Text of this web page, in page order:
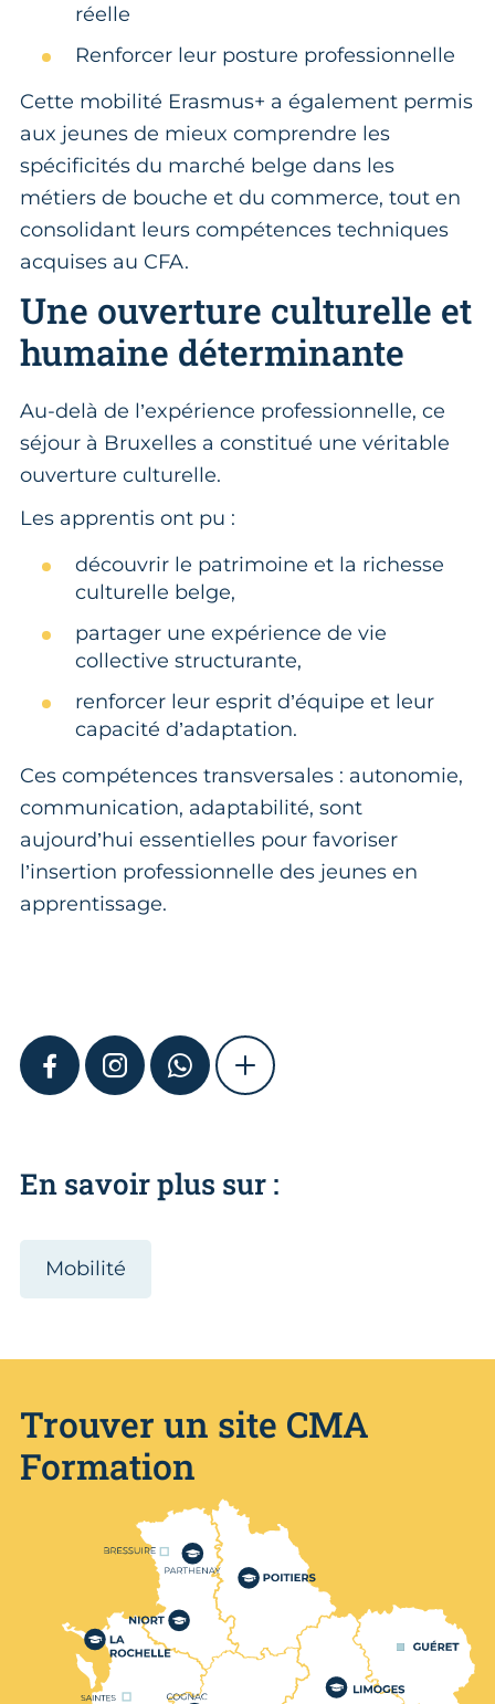
réelle
Renforcer leur posture professionnelle
Cette mobilité Erasmus+ a également permis
aux jeunes de mieux comprendre les
spécificités du marché belge dans les
métiers de bouche et du commerce, tout en
consolidant leurs compétences techniques
acquises au CFA.
Une ouverture culturelle et
humaine déterminante
Au-delà de l’expérience professionnelle, ce
séjour à Bruxelles a constitué une véritable
ouverture culturelle.
Les apprentis ont pu :
découvrir le patrimoine et la richesse
culturelle belge,
partager une expérience de vie
collective structurante,
renforcer leur esprit d’équipe et leur
capacité d’adaptation.
Ces compétences transversales : autonomie,
communication, adaptabilité, sont
aujourd’hui essentielles pour favoriser
l’insertion professionnelle des jeunes en
apprentissage.
FACEBOOKINSTAGRAMWHATSAPPSHOW MORE
En savoir plus sur :
Mobilité
Trouver un site CMA
Formation
Nos centres de formation